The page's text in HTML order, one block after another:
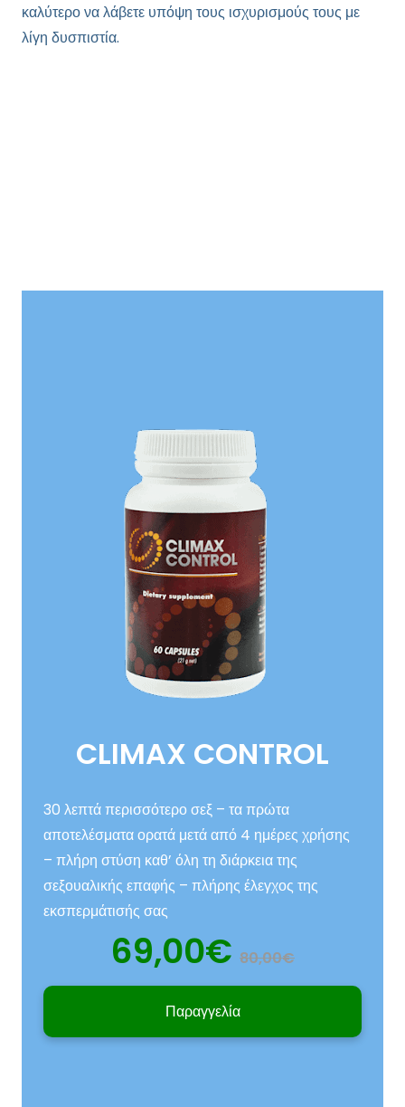
καλύτερο να λάβετε υπόψη τους ισχυρισμούς τους με
λίγη δυσπιστία.
CLIMAX CONTROL
30 λεπτά περισσότερο σεξ – τα πρώτα
αποτελέσματα ορατά μετά από 4 ημέρες χρήσης
– πλήρη στύση καθ’ όλη τη διάρκεια της
σεξουαλικής επαφής – πλήρης έλεγχος της
εκσπερμάτισής σας
69,00€ 80,00€
Παραγγελία